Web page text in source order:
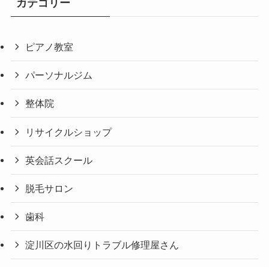
カテゴリー
ピアノ教室
パーソナルジム
整体院
リサイクルショップ
英会話スクール
脱毛サロン
歯科
淀川区の水回りトラブル修理屋さん